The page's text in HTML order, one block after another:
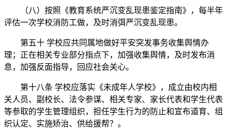
（八）按照《教育系统严沉变乱现患鉴定指南》，每半年
评估一次学校消防工做，及时消弭严沉变乱现患。
第五十 学校应共同属地做好平安突发事务收集舆情办
理；正在相关专业部分指点下，加强收集舆情，及时发布消
息，加强反面指导，回应社会关心。
第十八条 学校应落实《未成年人学校》，成立由校内相
关人员、副校长、法令参谋、相关专家、家长代表和学生代表
等参取的学生管理组织，担任学生行为的防止和宣布道育、组
织认定、实施矫治、供给援帮？。